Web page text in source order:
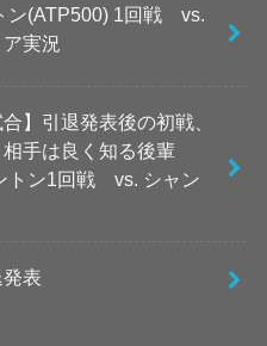
ン(ATP500) 1回戦 vs.
実況
合】引退発表後の初戦、
手は良く知る後輩
トン1回戦 vs. シャン
表